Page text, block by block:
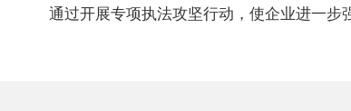
通过开展专项执法攻坚行动，使企业进一步